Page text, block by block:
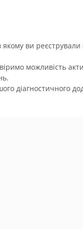
якому ви
можливість
діагностичного